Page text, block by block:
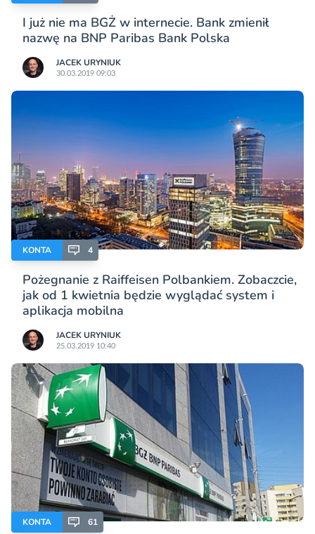
I już nie ma BGŻ w internecie. Bank zmienił
nazwę na BNP Paribas Bank Polska
JACEK URYNIUK
30.03.2019 09:03
KONTA 4
Pożegnanie z Raiffeisen Polbankiem. Zobaczcie,
jak od 1 kwietnia będzie wyglądać system i
aplikacja mobilna
JACEK URYNIUK
25.03.2019 10:40
KONTA 61